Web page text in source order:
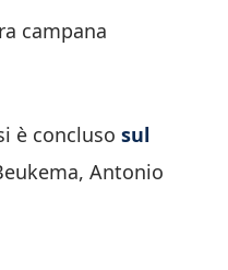
campana
è concluso sul
Antonio